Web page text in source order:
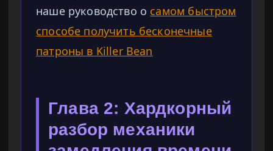
наше руководство о самом быстром
способе получить бесконечные
патроны в Killer Bean
Глава 2: Хардкорный
разбор механики